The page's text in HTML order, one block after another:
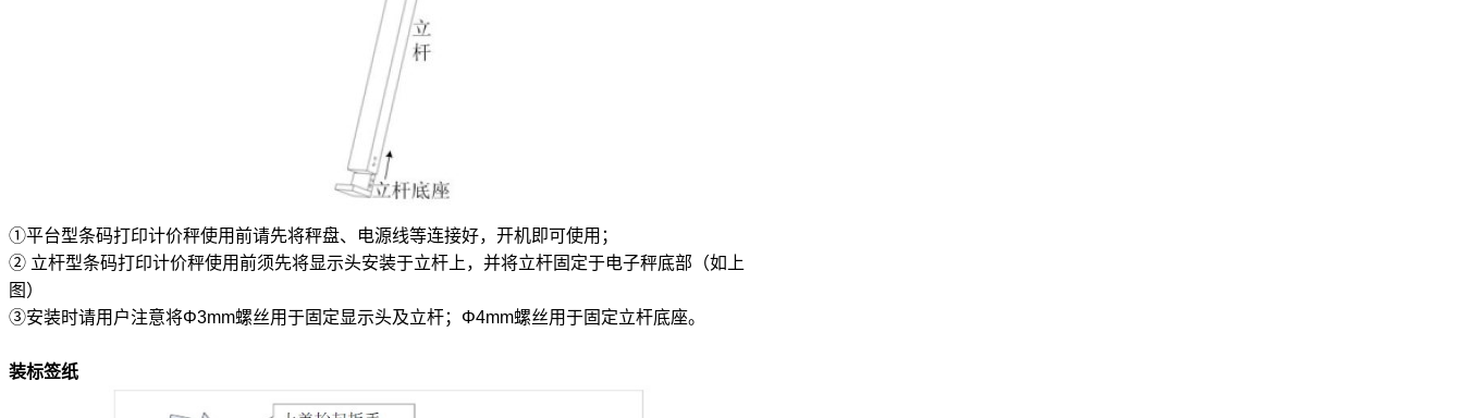
①平台型条码打印计价秤使用前请先将秤盘、电源线等连接好，开机即可使用；
② 立杆型条码打印计价秤使用前须先将显示头安装于立杆上，并将立杆固定于电子秤底部（如上
图）
③安装时请用户注意将Φ3mm螺丝用于固定显示头及立杆；Φ4mm螺丝用于固定立杆底座。
装标签纸